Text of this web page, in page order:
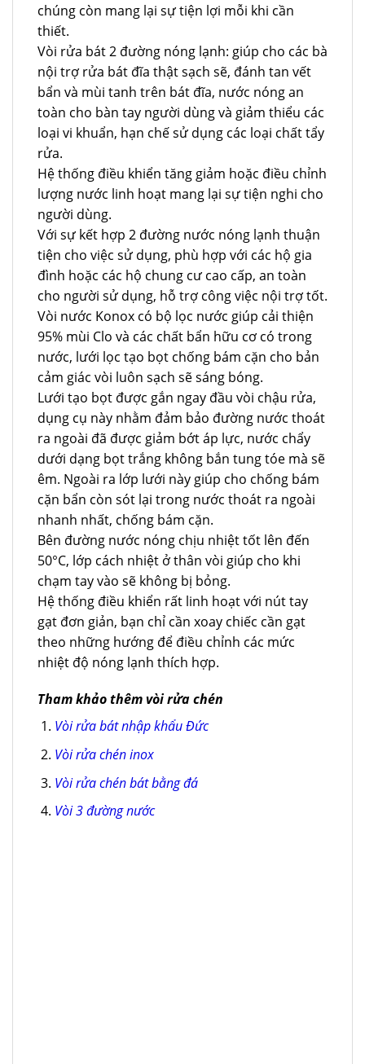
chúng còn mang lại sự tiện lợi mỗi khi cần
thiết.
Vòi rửa bát 2 đường nóng lạnh: giúp cho các bà
nội trợ rửa bát đĩa thật sạch sẽ, đánh tan vết
bẩn và mùi tanh trên bát đĩa, nước nóng an
toàn cho bàn tay người dùng và giảm thiểu các
loại vi khuẩn, hạn chế sử dụng các loại chất tẩy
rửa.
Hệ thống điều khiển tăng giảm hoặc điều chỉnh
lượng nước linh hoạt mang lại sự tiện nghi cho
người dùng.
Với sự kết hợp 2 đường nước nóng lạnh thuận
tiện cho việc sử dụng, phù hợp với các hộ gia
đình hoặc các hộ chung cư cao cấp, an toàn
cho người sử dụng, hỗ trợ công việc nội trợ tốt.
Vòi nước Konox có bộ lọc nước giúp cải thiện
95% mùi Clo và các chất bẩn hữu cơ có trong
nước, lưới lọc tạo bọt chống bám cặn cho bản
cảm giác vòi luôn sạch sẽ sáng bóng.
Lưới tạo bọt được gắn ngay đầu vòi chậu rửa,
dụng cụ này nhằm đảm bảo đường nước thoát
ra ngoài đã được giảm bớt áp lực, nước chẩy
dưới dạng bọt trắng không bắn tung tóe mà sẽ
êm. Ngoài ra lớp lưới này giúp cho chống bám
cặn bẩn còn sót lại trong nước thoát ra ngoài
nhanh nhất, chống bám cặn.
Bên đường nước nóng chịu nhiệt tốt lên đến
50°C, lớp cách nhiệt ở thân vòi giúp cho khi
chạm tay vào sẽ không bị bỏng.
Hệ thống điều khiển rất linh hoạt với nút tay
gạt đơn giản, bạn chỉ cần xoay chiếc cần gạt
theo những hướng để điều chỉnh các mức
nhiệt độ nóng lạnh thích hợp.
Tham khảo thêm vòi rửa chén
Vòi rửa bát nhập khẩu Đức
Vòi rửa chén inox
Vòi rửa chén bát bằng đá
Vòi 3 đường nước